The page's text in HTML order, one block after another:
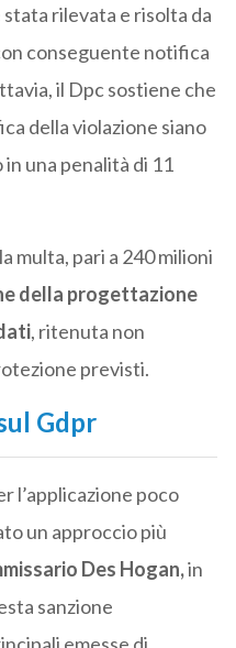
rilevata e risolta da
conseguente notifica
il Dpc sostiene che
della violazione siano
una penalità di 11
multa, pari a 240 milioni
della progettazione
, ritenuta non
previsti.
Gdpr
l’applicazione poco
un approccio più
Des Hogan,in
sanzione